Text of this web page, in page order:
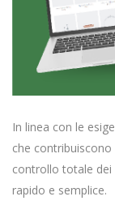
In linea con le
che
controllo totale dei
rapido e semplice.